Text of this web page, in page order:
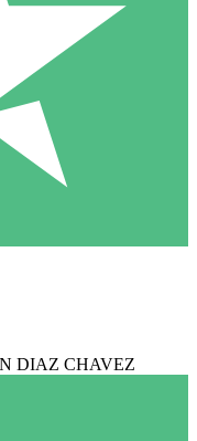
DIAZ CHAVEZ